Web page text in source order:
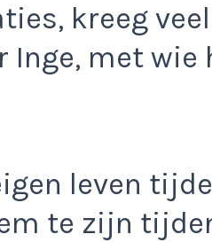
kreeg
Inge, met wie
leven
te zijn